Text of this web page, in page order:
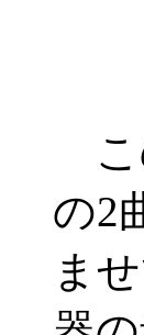
こ
の2
ま